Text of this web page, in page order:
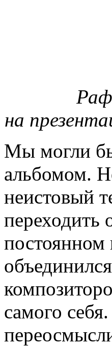
на
Мы могли бы
альбомом.
неистовый
переходить
самого